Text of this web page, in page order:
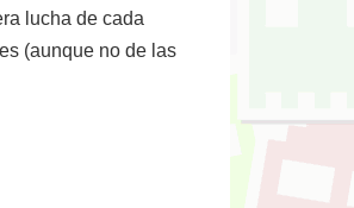
lucha de cada
(aunque no de las